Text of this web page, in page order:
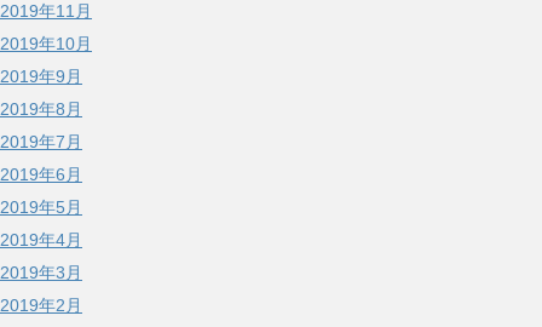
2019年11月
2019年10月
2019年9月
2019年8月
2019年7月
2019年6月
2019年5月
2019年4月
2019年3月
2019年2月